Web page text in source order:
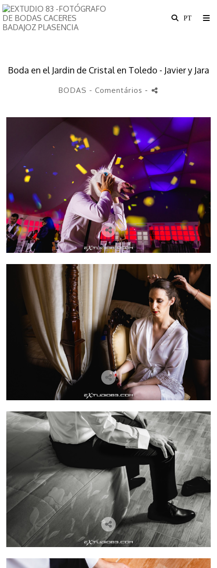
Boda en el Jardin de Cristal en Toledo - Javier y Jara
BODAS - Comentários -